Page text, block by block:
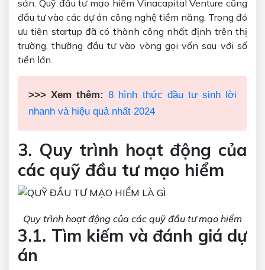
sản. Quỹ đầu tư mạo hiểm Vinacapital Venture cũng
đầu tư vào các dự án công nghệ tiềm năng. Trong đó
ưu tiên startup đã có thành công nhất định trên thị
trường, thường đầu tư vào vòng gọi vốn sau với số
tiền lớn.
>>> Xem thêm:8 hình thức đầu tư sinh lời
nhanh và hiệu quả nhất 2024
3. Quy trình hoạt động của
các quỹ đầu tư mạo hiểm
Quy trình hoạt động của các quỹ đầu tư mạo hiểm
3.1. Tìm kiếm và đánh giá dự
án